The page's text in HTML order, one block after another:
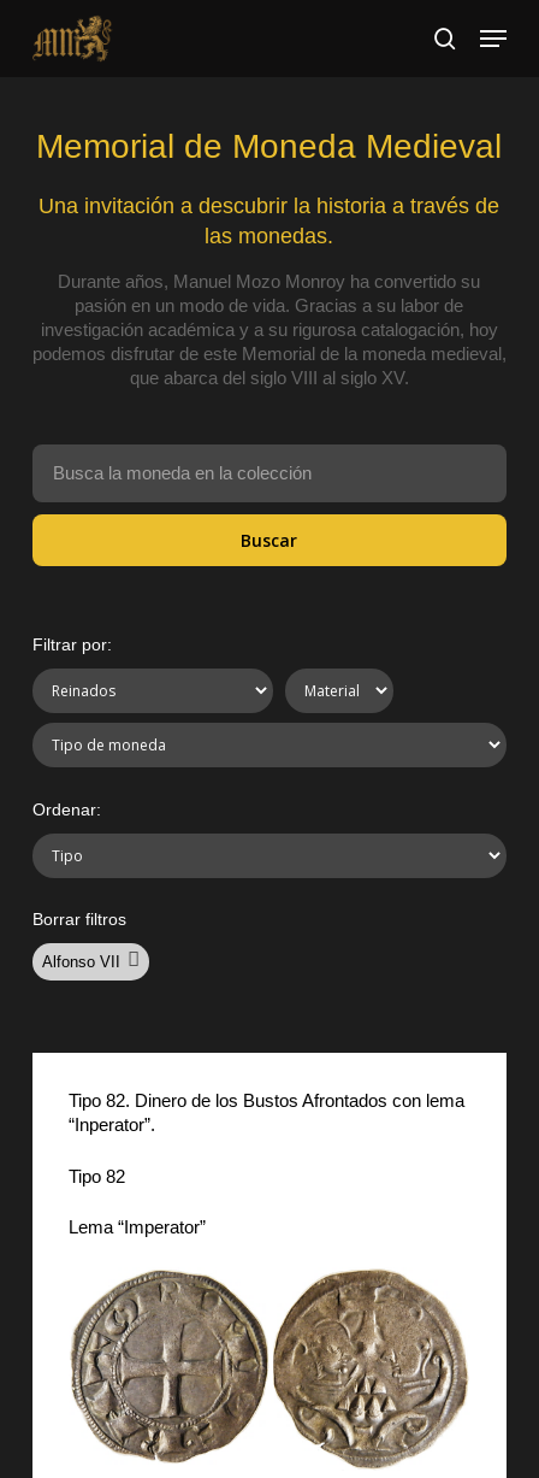
main
search
Menu
Memorial de Moneda Medieval
Una invitación a descubrir la historia a través de
las monedas.
Durante años, Manuel Mozo Monroy ha convertido su
pasión en un modo de vida. Gracias a su labor de
investigación académica y a su rigurosa catalogación, hoy
podemos disfrutar de este Memorial de la moneda medieval,
que abarca del siglo VIII al siglo XV.
Buscar
Filtrar por:
Ordenar:
Borrar filtros
Alfonso VII
Tipo 82. Dinero de los Bustos Afrontados con lema
“Inperator”.
Tipo 82
Lema “Imperator”